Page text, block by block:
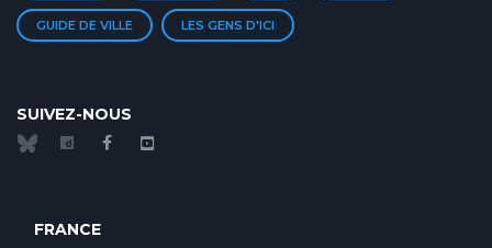
GUIDE DE VILLE LES GENS D'ICI
SUIVEZ-NOUS
FRANCE